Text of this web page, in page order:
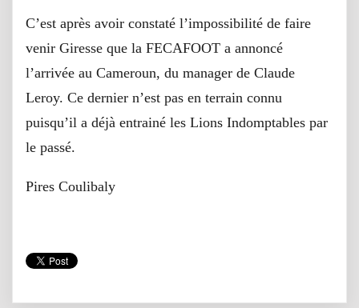
C’est après avoir constaté l’impossibilité de faire
venir Giresse que la FECAFOOT a annoncé
l’arrivée au Cameroun, du manager de Claude
Leroy. Ce dernier n’est pas en terrain connu
puisqu’il a déjà entrainé les Lions Indomptables par
le passé.
Pires Coulibaly